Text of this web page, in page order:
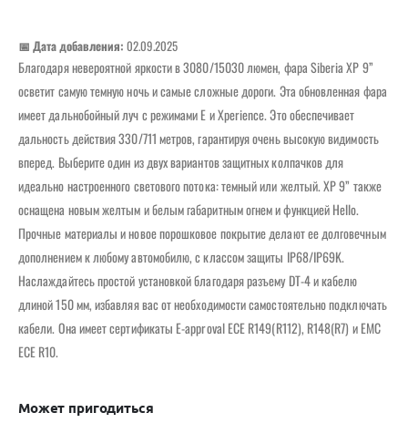
📅 Дата добавления: 02.09.2025
Благодаря невероятной яркости в 3080/15030 люмен, фара Siberia XP 9”
осветит самую темную ночь и самые сложные дороги. Эта обновленная фара
имеет дальнобойный луч с режимами E и Xperience. Это обеспечивает
дальность действия 330/711 метров, гарантируя очень высокую видимость
вперед. Выберите один из двух вариантов защитных колпачков для
идеально настроенного светового потока: темный или желтый. XP 9” также
оснащена новым желтым и белым габаритным огнем и функцией Hello.
Прочные материалы и новое порошковое покрытие делают ее долговечным
дополнением к любому автомобилю, с классом защиты IP68/IP69K.
Наслаждайтесь простой установкой благодаря разъему DT-4 и кабелю
длиной 150 мм, избавляя вас от необходимости самостоятельно подключать
кабели. Она имеет сертификаты E-approval ECE R149(R112), R148(R7) и EMC
ECE R10.
Может пригодиться